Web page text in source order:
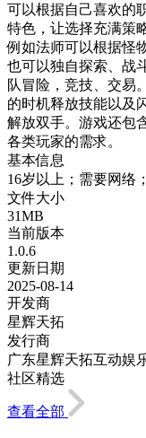
可以根据自己喜欢的
特色，让选择充满策
例如法师可以根据怪
也可以独自探索、战
队冒险，竞技、交易
的时机释放技能以及
解放双手。游戏还包
各类玩家的需求。
基本信息
16岁以上；需要网络
文件大小
31MB
当前版本
1.0.6
更新日期
2025-08-14
开发商
星辉天拓
发行商
广东星辉天拓互动娱
社区精选
查看全部